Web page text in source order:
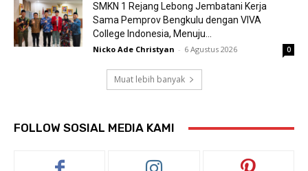
SMKN 1 Rejang Lebong Jembatani Kerja
Sama Pemprov Bengkulu dengan VIVA
College Indonesia, Menuju...
Nicko Ade Christyan - 6 Agustus 2026 0
Muat lebih banyak
FOLLOW SOSIAL MEDIA KAMI